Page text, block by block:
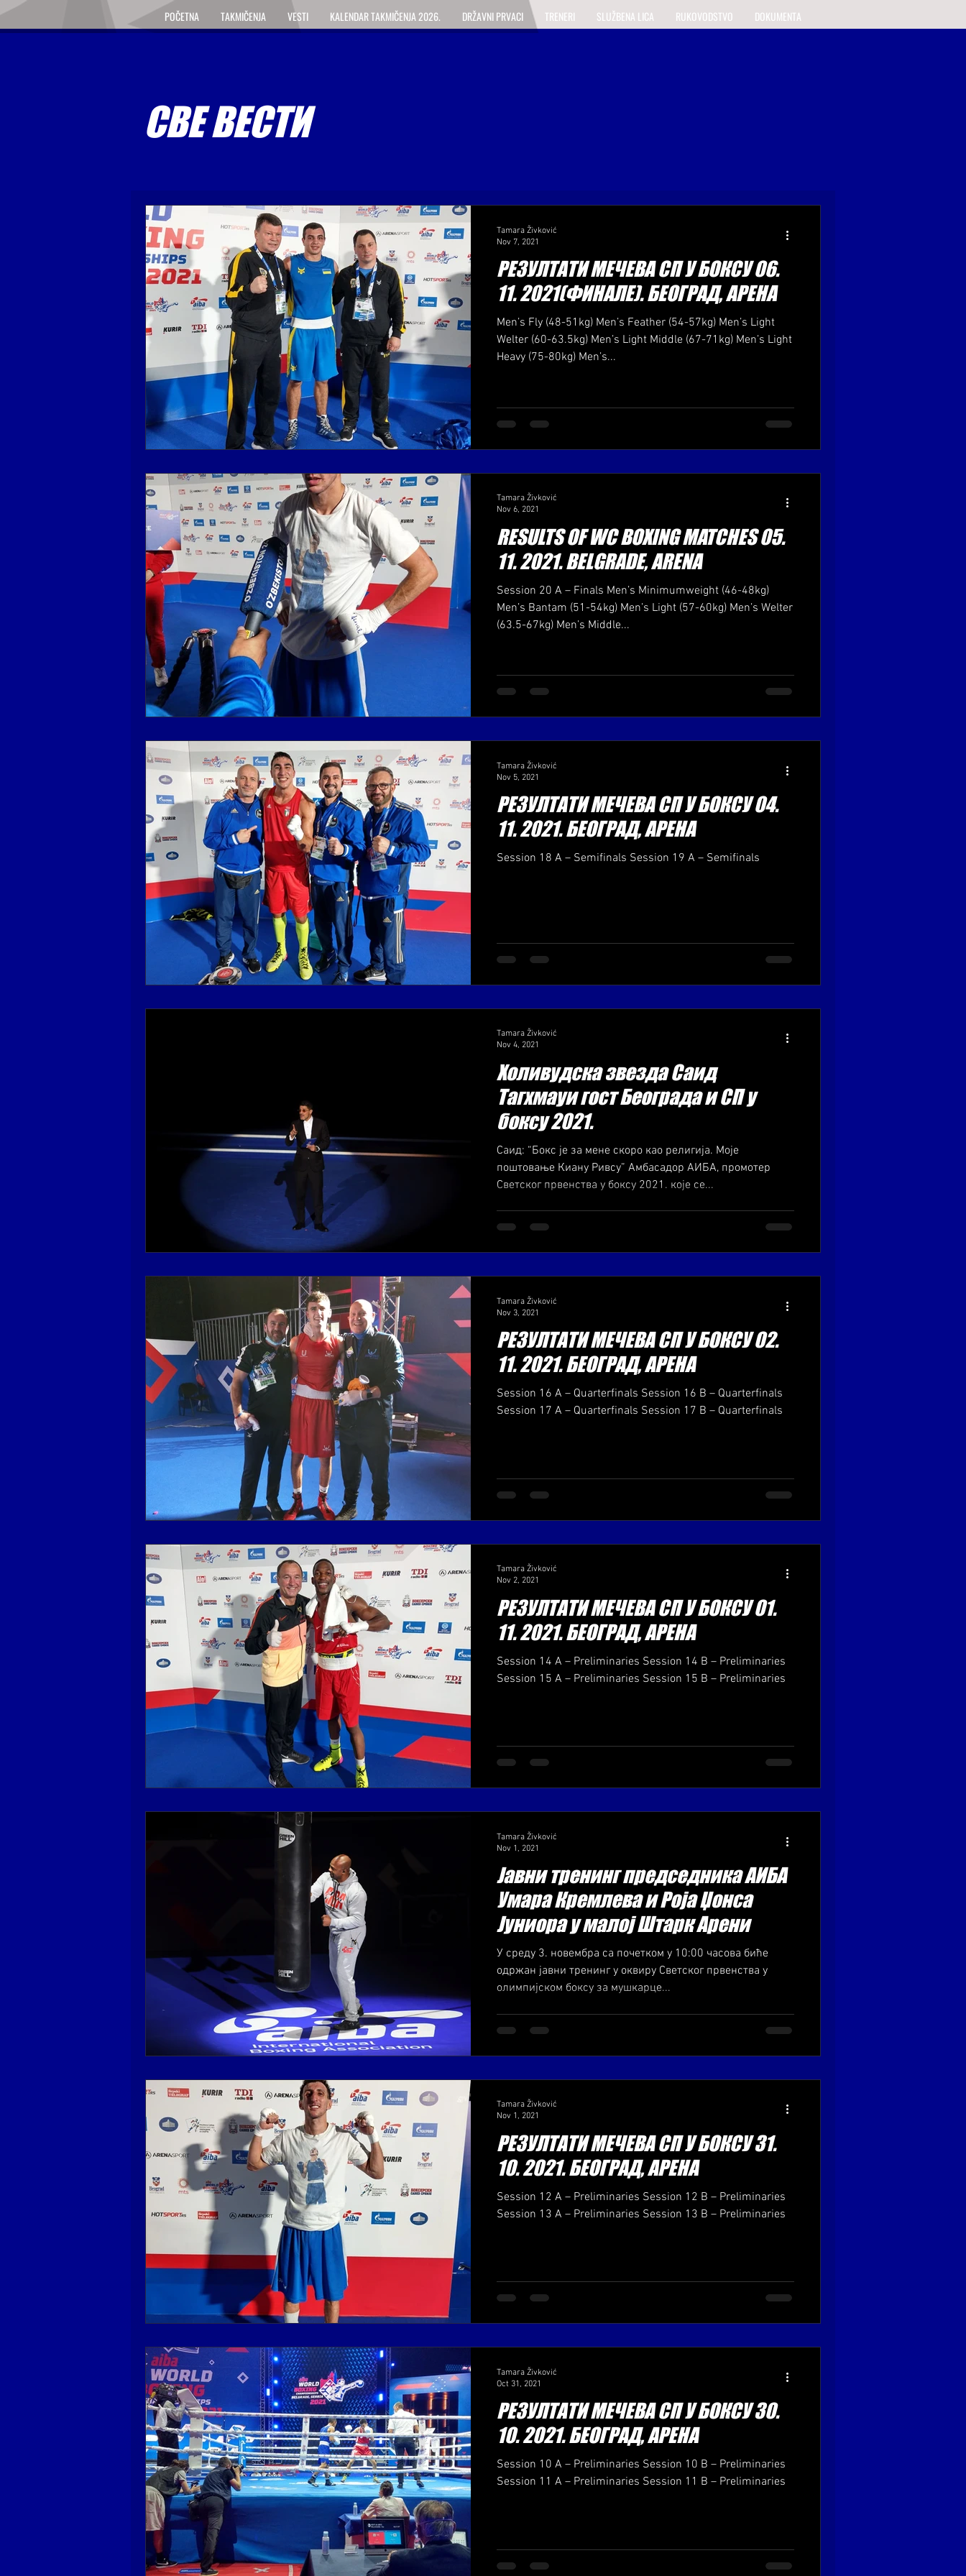
POČETNA TAKMIČENJA VESTI KALENDAR TAKMIČENJA 2026. DRŽAVNI PRVACI TRENERI SLUŽBENA LICA RUKOVODSTVO DOKUMENTA
СВЕ ВЕСТИ
РЕЗУЛТАТИ МЕЧЕВА СП У БОКСУ 06.
11. 2021(ФИНАЛЕ). БЕОГРАД, АРЕНА
Men’s Fly (48-51kg) Men’s Feather (54-57kg) Men’s Light
Welter (60-63.5kg) Men’s Light Middle (67-71kg) Men’s Light
Heavy (75-80kg) Men’s...
Tamara Živković
Nov 7, 2021
RESULTS OF WC BOXING MATCHES 05.
11. 2021. BELGRADE, ARENA
Session 20 A – Finals Men’s Minimumweight (46-48kg)
Men’s Bantam (51-54kg) Men’s Light (57-60kg) Men’s Welter
(63.5-67kg) Men’s Middle...
Tamara Živković
Nov 6, 2021
РЕЗУЛТАТИ МЕЧЕВА СП У БОКСУ 04.
11. 2021. БЕОГРАД, АРЕНА
Session 18 A – Semifinals Session 19 A – Semifinals
Tamara Živković
Nov 5, 2021
Холивудска звезда Саид
Тагхмауи гост Београда и СП у
боксу 2021.
Саид: “Бокс је за мене скоро као религија. Моје
поштовање Киану Ривсу” Амбасадор АИБА, промотер
Светског првенства у боксу 2021. које се...
Tamara Živković
Nov 4, 2021
РЕЗУЛТАТИ МЕЧЕВА СП У БОКСУ 02.
11. 2021. БЕОГРАД, АРЕНА
Session 16 A – Quarterfinals Session 16 B – Quarterfinals
Session 17 A – Quarterfinals Session 17 B – Quarterfinals
Tamara Živković
Nov 3, 2021
РЕЗУЛТАТИ МЕЧЕВА СП У БОКСУ 01.
11. 2021. БЕОГРАД, АРЕНА
Session 14 A – Preliminaries Session 14 B – Preliminaries
Session 15 A – Preliminaries Session 15 B – Preliminaries
Tamara Živković
Nov 2, 2021
Јавни тренинг председника АИБА
Умара Кремлева и Роја Џонса
Јуниора у малој Штарк Арени
У среду 3. новембра са почетком у 10:00 часова биће
одржан јавни тренинг у оквиру Светског првенства у
олимпијском боксу за мушкарце...
Tamara Živković
Nov 1, 2021
РЕЗУЛТАТИ МЕЧЕВА СП У БОКСУ 31.
10. 2021. БЕОГРАД, АРЕНА
Session 12 A – Preliminaries Session 12 B – Preliminaries
Session 13 A – Preliminaries Session 13 B – Preliminaries
Tamara Živković
Nov 1, 2021
РЕЗУЛТАТИ МЕЧЕВА СП У БОКСУ 30.
10. 2021. БЕОГРАД, АРЕНА
Session 10 A – Preliminaries Session 10 B – Preliminaries
Session 11 A – Preliminaries Session 11 B – Preliminaries
Tamara Živković
Oct 31, 2021